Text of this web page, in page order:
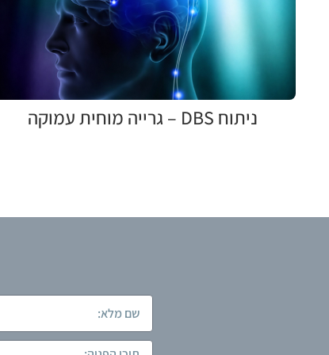
ניתוח DBS – גרייה מוחית עמוקה